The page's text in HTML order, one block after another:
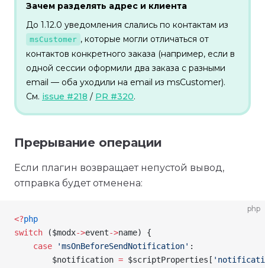
Зачем разделять адрес и клиента
До 1.12.0 уведомления слались по контактам из
msCustomer , которые могли отличаться от
контактов конкретного заказа (например, если в
одной сессии оформили два заказа с разными
email — оба уходили на email из msCustomer).
См. issue #218 / PR #320.
Прерывание операции
Если плагин возвращает непустой вывод,
отправка будет отменена:
php
<?php
switch ($modx->event->name) {
    case
'msOnBeforeSendNotification' :
        $notification
= $scriptProperties [